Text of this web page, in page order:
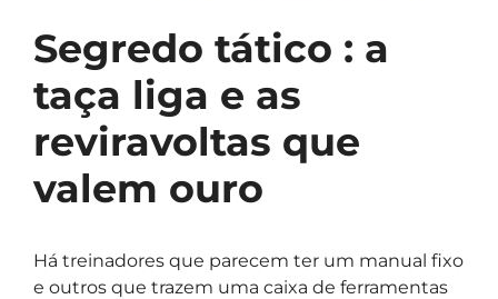
Segredo tático : a
taça liga e as
reviravoltas que
valem ouro
Há treinadores que parecem ter um manual fixo
e outros que trazem uma caixa de ferramentas